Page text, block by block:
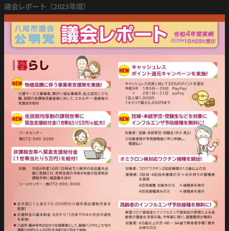
議会レポート（2023年度）